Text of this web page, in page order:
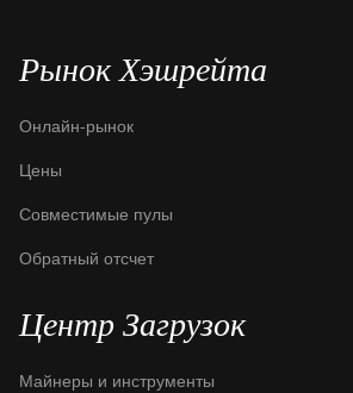
Рынок Хэшрейта
Онлайн-рынок
Цены
Совместимые пулы
Обратный отсчет
Центр Загрузок
Майнеры и инструменты